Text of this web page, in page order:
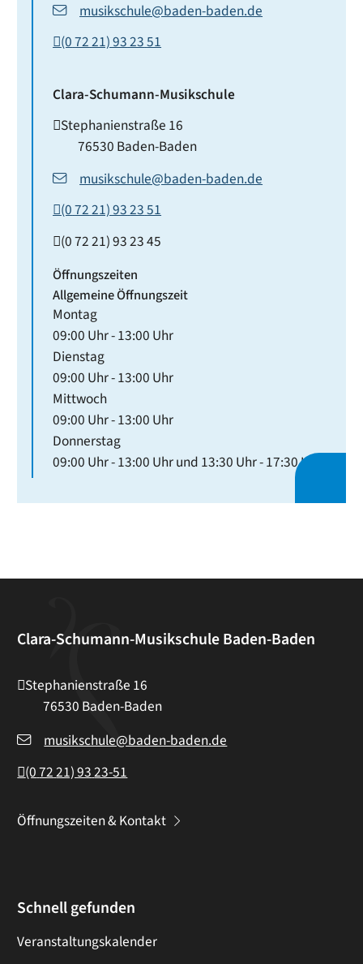
musikschule@baden-baden.de
(07221) 932351
Clara-Schumann-Musikschule
Stephanienstraße 16
76530 Baden-Baden
musikschule@baden-baden.de
(07221) 932351
(07221) 932345
Öffnungszeiten
Allgemeine Öffnungszeit
Montag
09:00 Uhr-13:00 Uhr
Dienstag
09:00 Uhr-13:00 Uhr
Mittwoch
09:00 Uhr-13:00 Uhr
Donnerstag
09:00 Uhr-13:00 Uhrund 13:30 Uhr-17:30 Uhr
Clara-Schumann-Musikschule Baden-Baden
Stephanienstraße 16
76530 Baden-Baden
musikschule@baden-baden.de
(07221) 9323-51
Öffnungszeiten & Kontakt
Schnell gefunden
Veranstaltungskalender